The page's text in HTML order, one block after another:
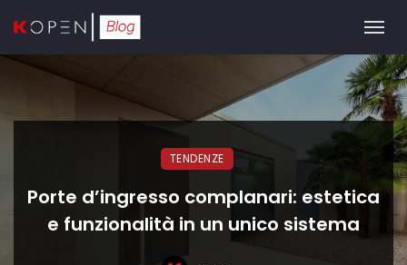
TENDENZE
Porte d’ingresso complanari: estetica
e funzionalità in un unico sistema